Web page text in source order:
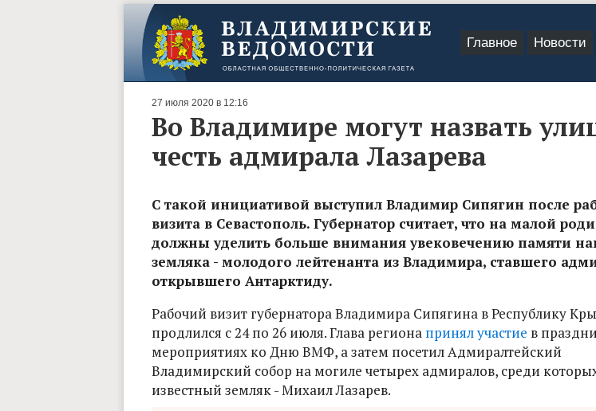
Главное Новости
27 июля 2020 в 12:16
Во Владимире могут назвать
честь адмирала Лазарева
С такой инициативой выступил Владимир Сипягин после
визита в Севастополь. Губернатор считает, что на малой
должны уделить больше внимания увековечению памяти
земляка - молодого лейтенанта из Владимира, ставшего
открывшего Антарктиду.
Рабочий визит губернатора Владимира Сипягина в Республику
продлился с 24 по 26 июля. Глава региона принял участие в
мероприятиях ко Дню ВМФ, а затем посетил Адмиралтейский
Владимирский собор на могиле четырех адмиралов, среди
известный земляк - Михаил Лазарев.